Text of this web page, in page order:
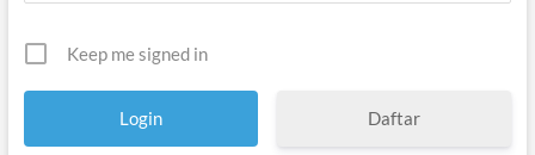
Keep me signed in
Daftar